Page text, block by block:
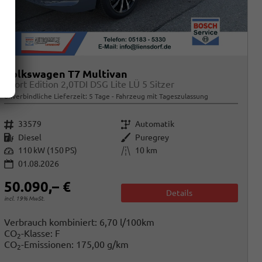
Volkswagen T7 Multivan
Sport Edition 2,0TDI DSG Lite LÜ 5 Sitzer
unverbindliche Lieferzeit: 5 Tage Fahrzeug mit Tageszulassung
Fahrzeugnr. 33579 Getriebe Automatik
Kraftstoff Diesel Außenfarbe Puregrey
Leistung 110 kW (150 PS) Kilometerstand
10 km
01.08.2026
50.090,– €
incl. 19% MwSt.
Details
Verbrauch kombiniert: 6,70 l/100km
CO2-Klasse: F
CO2-Emissionen: 175,00 g/km